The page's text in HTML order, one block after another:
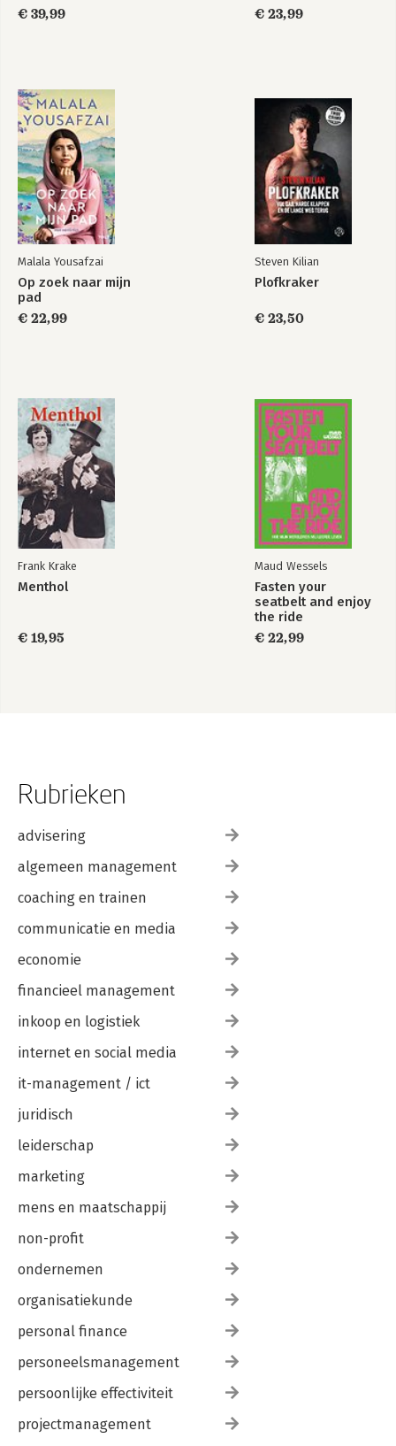
€ 39,99
€ 23,99
Malala Yousafzai
Op zoek naar mijn
pad
€ 22,99
Steven Kilian
Plofkraker
€ 23,50
Frank Krake
Menthol
€ 19,95
Maud Wessels
Fasten your
seatbelt and enjoy
the ride
€ 22,99
Rubrieken
advisering
algemeen management
coaching en trainen
communicatie en media
economie
financieel management
inkoop en logistiek
internet en social media
it-management / ict
juridisch
leiderschap
marketing
mens en maatschappij
non-profit
ondernemen
organisatiekunde
personal finance
personeelsmanagement
persoonlijke effectiviteit
projectmanagement